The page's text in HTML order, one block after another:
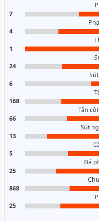
7
4
1
24
6
168
Tấn
66
Sút
13
5
Đá
25
868
25